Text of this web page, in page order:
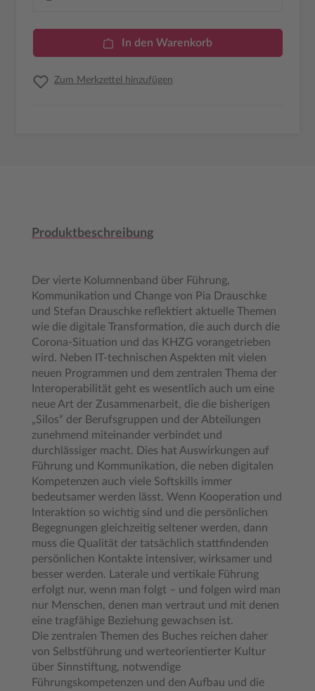
In den Warenkorb
Zum Merkzettel hinzufügen
Produktbeschreibung
Der vierte Kolumnenband über Führung,
Kommunikation und Change von Pia Drauschke
und Stefan Drauschke reflektiert aktuelle Themen
wie die digitale Transformation, die auch durch die
Corona-Situation und das KHZG vorangetrieben
wird. Neben IT-technischen Aspekten mit vielen
neuen Programmen und dem zentralen Thema der
Interoperabilität geht es wesentlich auch um eine
neue Art der Zusammenarbeit, die die bisherigen
„Silos“ der Berufsgruppen und der Abteilungen
zunehmend miteinander verbindet und
durchlässiger macht. Dies hat Auswirkungen auf
Führung und Kommunikation, die neben digitalen
Kompetenzen auch viele Softskills immer
bedeutsamer werden lässt. Wenn Kooperation und
Interaktion so wichtig sind und die persönlichen
Begegnungen gleichzeitig seltener werden, dann
muss die Qualität der tatsächlich stattfindenden
persönlichen Kontakte intensiver, wirksamer und
besser werden. Laterale und vertikale Führung
erfolgt nur, wenn man folgt – und folgen wird man
nur Menschen, denen man vertraut und mit denen
eine tragfähige Beziehung gewachsen ist.
Die zentralen Themen des Buches reichen daher
von Selbstführung und werteorientierter Kultur
über Sinnstiftung, notwendige
Führungskompetenzen und den Aufbau und die